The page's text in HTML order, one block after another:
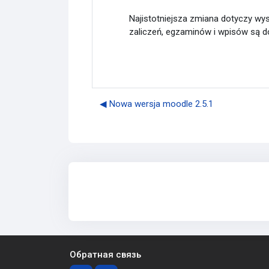
Najistotniejsza zmiana dotyczy
zaliczeń, egzaminów i wpisów są
◀︎ Nowa wersja moodle 2.5.1
Обратная связь